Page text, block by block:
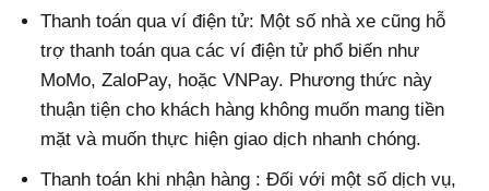
Thanh toán qua ví điện tử: Một số nhà xe cũng hỗ
trợ thanh toán qua các ví điện tử phổ biến như
MoMo, ZaloPay, hoặc VNPay. Phương thức này
thuận tiện cho khách hàng không muốn mang tiền
mặt và muốn thực hiện giao dịch nhanh chóng.
Thanh toán khi nhận hàng : Đối với một số dịch vụ,